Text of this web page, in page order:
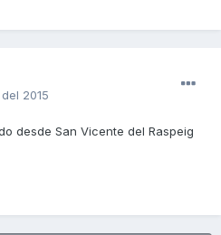
2015
desde San Vicente del Raspeig